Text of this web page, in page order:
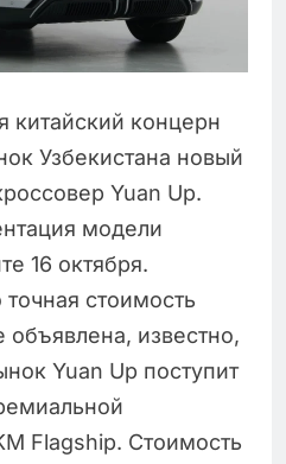
концерн
Узбекистана новый
Yuan Up.
модели
16 октября.
стоимость
объявлена, известно,
Yuan Up поступит
Flagship. Стоимость